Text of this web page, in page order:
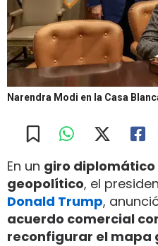
Narendra Modi en la Casa
En un giro
geopolítico, el
Donald Trump,
acuerdo comercial
reconfigurar el mapa